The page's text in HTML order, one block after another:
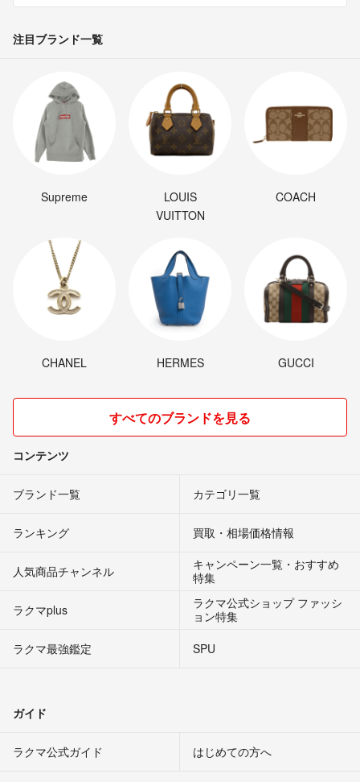
注目ブランド一覧
Supreme
LOUIS
VUITTON
COACH
CHANEL HERMES GUCCI
すべてのブランドを見る
コンテンツ
ブランド一覧 カテゴリ一覧
ランキング 買取・相場価格情報
人気商品チャンネル
キャンペーン一覧・おすすめ
特集
ラクマplus
ラクマ公式ショップ ファッシ
ョン特集
ラクマ最強鑑定
SPU
ガイド
ラクマ公式ガイド はじめての方へ